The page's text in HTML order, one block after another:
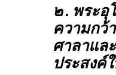
๒.พระอุ
ความกว้
ศาลาแล
ประสงค์